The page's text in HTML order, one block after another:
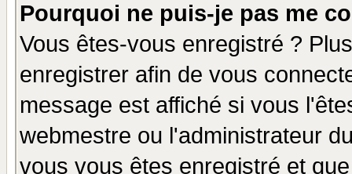
Pourquoi ne puis-je pas me
Vous êtes-vous enregistré ?
enregistrer afin de vous
message est affiché si vous
webmestre ou l'administrateur
vous vous êtes enregistré et